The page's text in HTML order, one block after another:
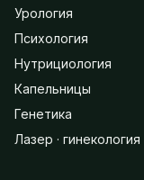
Урология
Психология
Нутрициология
Капельницы
Генетика
Лазер · гинекология